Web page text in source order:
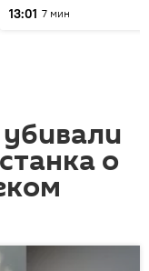
13:01 7 мин
о